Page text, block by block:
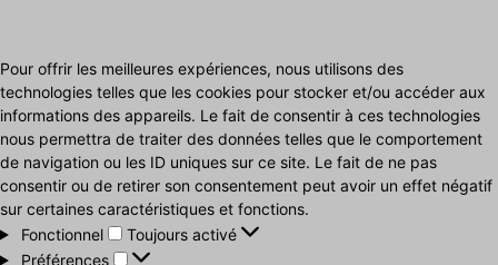
Pour offrir les meilleures expériences, nous utilisons des
technologies telles que les cookies pour stocker et/ou accéder aux
informations des appareils. Le fait de consentir à ces technologies
nous permettra de traiter des données telles que le comportement
de navigation ou les ID uniques sur ce site. Le fait de ne pas
consentir ou de retirer son consentement peut avoir un effet négatif
sur certaines caractéristiques et fonctions.
Fonctionnel
Fonctionnel
Toujours activé
Préférences
Préférences